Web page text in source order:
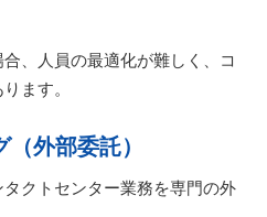
、人員の最適化が難しく、コ
ます。
外部委託）
クトセンター業務を専門の外